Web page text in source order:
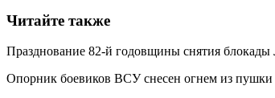
Читайте также
Празднование 82-й годовщины снятия
Опорник боевиков ВСУ снесен огнем из